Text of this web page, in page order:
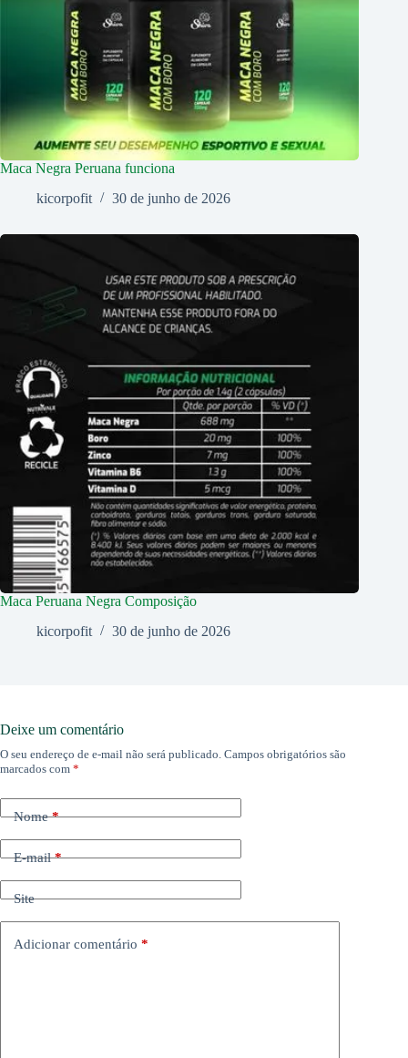
Maca Negra Peruana funciona
kicorpofit
30 de junho de 2026
Maca Peruana Negra Composição
kicorpofit
30 de junho de 2026
Deixe um comentário
O seu endereço de e-mail não será publicado. Campos obrigatórios são
marcados com *
Nome*
E-mail*
Site
Adicionar comentário *